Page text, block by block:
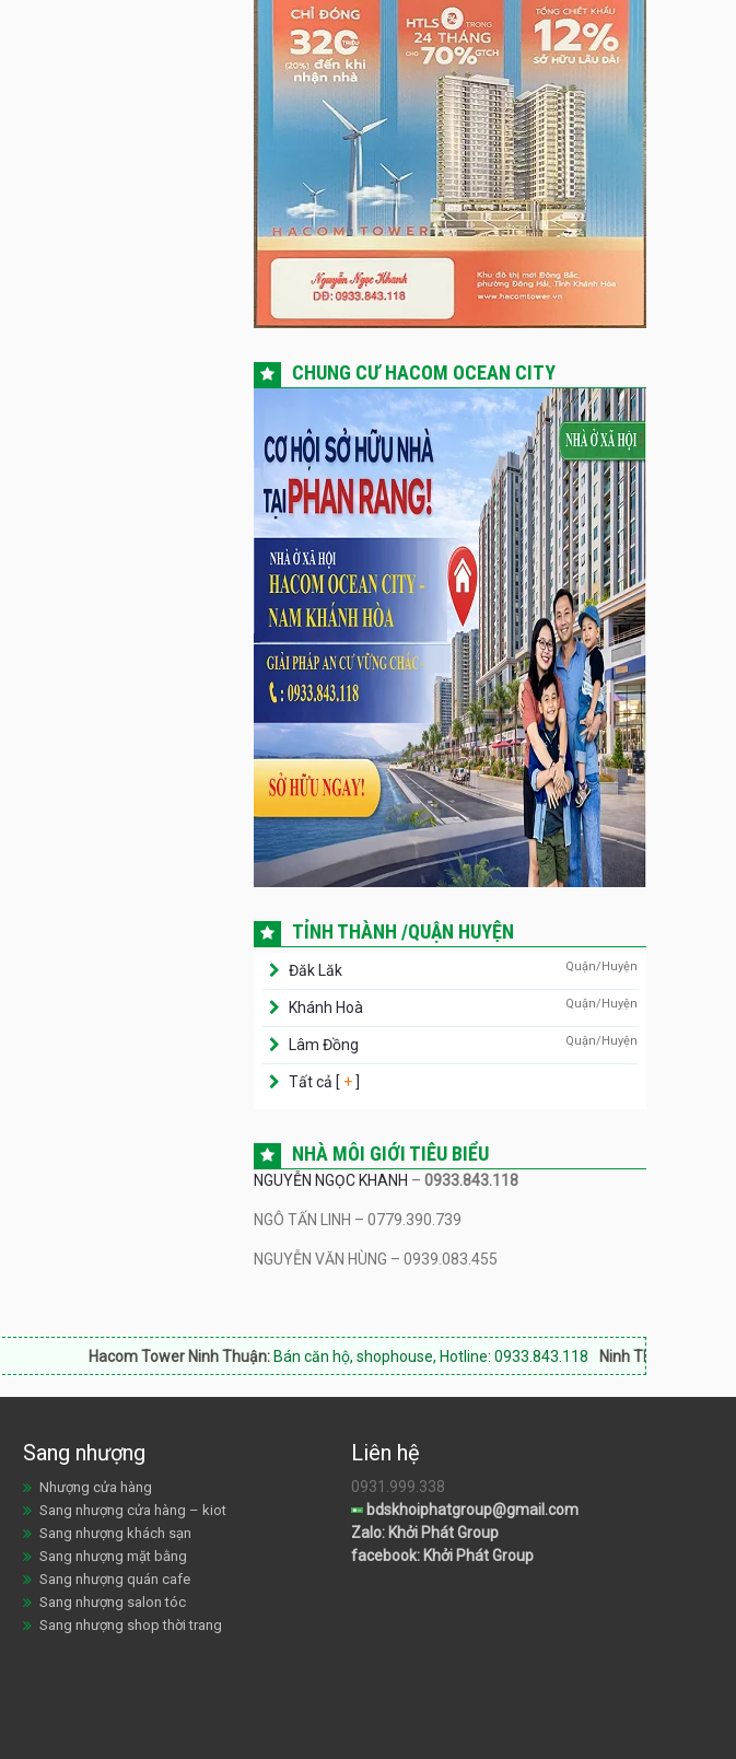
CHUNG CƯ HACOM OCEAN CITY
TỈNH THÀNH /QUẬN HUYỆN
Đăk Lăk Quận/Huyện
Khánh Hoà Quận/Huyện
Lâm Đồng Quận/Huyện
Tất cả [ +]
NHÀ MÔI GIỚI TIÊU BIỂU
NGUYỄN NGỌC KHANH –0933.843.118
NGÔ TẤN LINH – 0779.390.739
NGUYỄN VĂN HÙNG – 0939.083.455
Hacom Tower Ninh Thuận:Bán căn hộ, shophouse, Hotline: 0933.843.118 Ninh Thuận Land:
Sang nhượng
Nhượng cửa hàng
Sang nhượng cửa hàng – kiot
Sang nhượng khách sạn
Sang nhượng mặt bằng
Sang nhượng quán cafe
Sang nhượng salon tóc
Sang nhượng shop thời trang
Liên hệ
0931.999.338
bdskhoiphatgroup@gmail.com
Zalo: Khởi Phát Group
facebook: Khởi Phát Group